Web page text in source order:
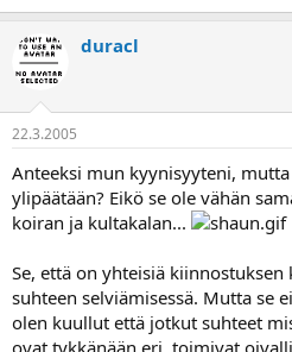
duracl
22.3.2005
Anteeksi mun kyynisyyteni,
ylipäätään? Eikö se ole vähän
koiran ja kultakalan...
Se, että on yhteisiä
suhteen selviämisessä. Mutta se
olen kuullut että jotkut suhteet
ovat tykkänään eri, toimivat